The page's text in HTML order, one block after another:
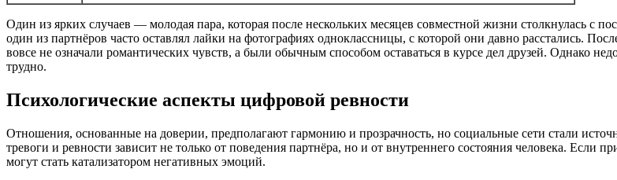
Один из ярких случаев — молодая пара, которая после нескольких месяцев совместной жизни столкнулась с
один из партнёров часто оставлял лайки на фотографиях одноклассницы, с которой они давно расстались.
вовсе не означали романтических чувств, а были обычным способом оставаться в курсе дел друзей. Однако
трудно.
Психологические аспекты цифровой ревности
Отношения, основанные на доверии, предполагают гармонию и прозрачность, но социальные сети стали
тревоги и ревности зависит не только от поведения партнёра, но и от внутреннего состояния человека. Если
могут стать катализатором негативных эмоций.